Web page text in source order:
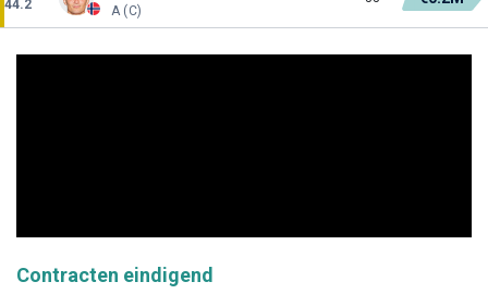
44.2
A (C)
Contracten eindigend